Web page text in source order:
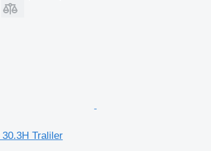
30.3H Traliler